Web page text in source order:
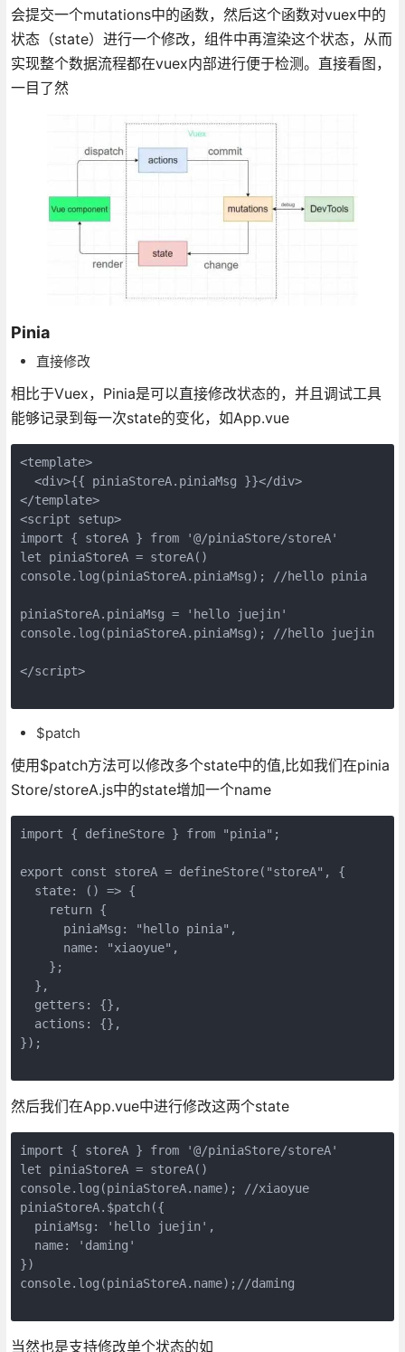
会提交一个mutations中的函数，然后这个函数对vuex中的
状态（state）进行一个修改，组件中再渲染这个状态，从而
实现整个数据流程都在vuex内部进行便于检测。直接看图，
一目了然
Pinia
直接修改
相比于Vuex，Pinia是可以直接修改状态的，并且调试工具
能够记录到每一次state的变化，如App.vue
<template>
<div>{{ piniaStoreA.piniaMsg }}</div>
</template>
<script setup>
import { storeA } from '@/piniaStore/storeA'
let piniaStoreA = storeA()
console.log(piniaStoreA.piniaMsg); //hello pinia
piniaStoreA.piniaMsg = 'hello juejin'
console.log(piniaStoreA.piniaMsg); //hello juejin
</script>
$patch
使用$patch方法可以修改多个state中的值,比如我们在pinia
Store/storeA.js中的state增加一个name
import { defineStore } from "pinia";
export const storeA = defineStore("storeA", {
state: () => {
return {
piniaMsg: "hello pinia",
name: "xiaoyue",
};
},
getters: {},
actions: {},
});
然后我们在App.vue中进行修改这两个state
import { storeA } from '@/piniaStore/storeA'
let piniaStoreA = storeA()
console.log(piniaStoreA.name); //xiaoyue
piniaStoreA.$patch({
piniaMsg: 'hello juejin',
name: 'daming'
})
console.log(piniaStoreA.name);//daming
当然也是支持修改单个状态的如